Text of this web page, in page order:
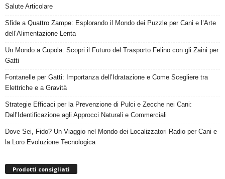
Salute Articolare
Sfide a Quattro Zampe: Esplorando il Mondo dei Puzzle per Cani e l’Arte
dell’Alimentazione Lenta
Un Mondo a Cupola: Scopri il Futuro del Trasporto Felino con gli Zaini per
Gatti
Fontanelle per Gatti: Importanza dell’Idratazione e Come Scegliere tra
Elettriche e a Gravità
Strategie Efficaci per la Prevenzione di Pulci e Zecche nei Cani:
Dall’Identificazione agli Approcci Naturali e Commerciali
Dove Sei, Fido? Un Viaggio nel Mondo dei Localizzatori Radio per Cani e
la Loro Evoluzione Tecnologica
Prodotti consigliati